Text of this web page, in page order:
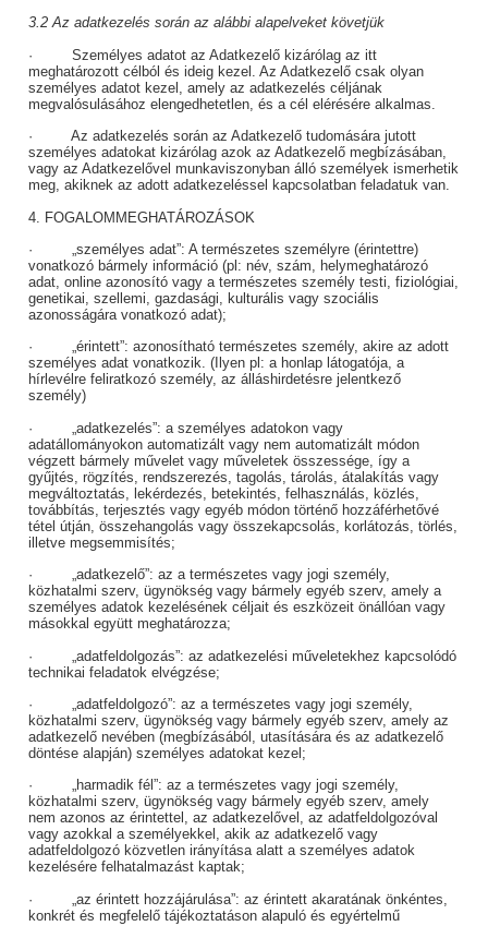
3.2 Az adatkezelés során az alábbi alapelveket követjük
· Személyes adatot az Adatkezelő kizárólag az itt
meghatározott célból és ideig kezel. Az Adatkezelő csak olyan
személyes adatot kezel, amely az adatkezelés céljának
megvalósulásához elengedhetetlen, és a cél elérésére alkalmas.
· Az adatkezelés során az Adatkezelő tudomására jutott
személyes adatokat kizárólag azok az Adatkezelő megbízásában,
vagy az Adatkezelővel munkaviszonyban álló személyek ismerhetik
meg, akiknek az adott adatkezeléssel kapcsolatban feladatuk van.
4. FOGALOMMEGHATÁROZÁSOK
· „személyes adat”: A természetes személyre (érintettre)
vonatkozó bármely információ (pl: név, szám, helymeghatározó
adat, online azonosító vagy a természetes személy testi, fiziológiai,
genetikai, szellemi, gazdasági, kulturális vagy szociális
azonosságára vonatkozó adat);
· „érintett”: azonosítható természetes személy, akire az adott
személyes adat vonatkozik. (Ilyen pl: a honlap látogatója, a
hírlevélre feliratkozó személy, az álláshirdetésre jelentkező
személy)
· „adatkezelés”: a személyes adatokon vagy
adatállományokon automatizált vagy nem automatizált módon
végzett bármely művelet vagy műveletek összessége, így a
gyűjtés, rögzítés, rendszerezés, tagolás, tárolás, átalakítás vagy
megváltoztatás, lekérdezés, betekintés, felhasználás, közlés,
továbbítás, terjesztés vagy egyéb módon történő hozzáférhetővé
tétel útján, összehangolás vagy összekapcsolás, korlátozás, törlés,
illetve megsemmisítés;
· „adatkezelő”: az a természetes vagy jogi személy,
közhatalmi szerv, ügynökség vagy bármely egyéb szerv, amely a
személyes adatok kezelésének céljait és eszközeit önállóan vagy
másokkal együtt meghatározza;
· „adatfeldolgozás”: az adatkezelési műveletekhez kapcsolódó
technikai feladatok elvégzése;
· „adatfeldolgozó”: az a természetes vagy jogi személy,
közhatalmi szerv, ügynökség vagy bármely egyéb szerv, amely az
adatkezelő nevében (megbízásából, utasítására és az adatkezelő
döntése alapján) személyes adatokat kezel;
· „harmadik fél”: az a természetes vagy jogi személy,
közhatalmi szerv, ügynökség vagy bármely egyéb szerv, amely
nem azonos az érintettel, az adatkezelővel, az adatfeldolgozóval
vagy azokkal a személyekkel, akik az adatkezelő vagy
adatfeldolgozó közvetlen irányítása alatt a személyes adatok
kezelésére felhatalmazást kaptak;
· „az érintett hozzájárulása”: az érintett akaratának önkéntes,
konkrét és megfelelő tájékoztatáson alapuló és egyértelmű